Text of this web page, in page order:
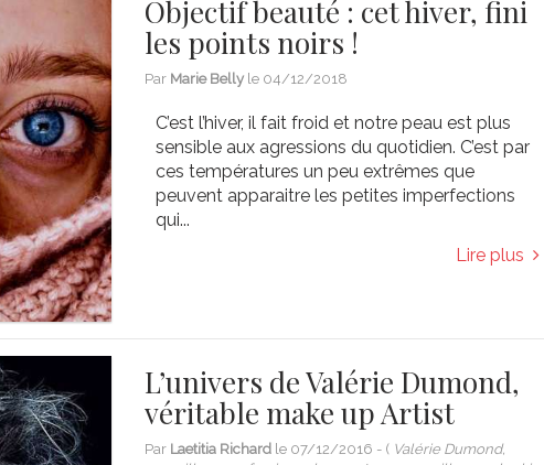
Objectif beauté : cet hiver, fini
les points noirs !
Par Marie Belly le 04/12/2018
C’est l’hiver, il fait froid et notre peau est plus
sensible aux agressions du quotidien. C’est par
ces températures un peu extrêmes que
peuvent apparaitre les petites imperfections
qui...
Lire plus
L’univers de Valérie Dumond,
véritable make up Artist
Par Laetitia Richard le 07/12/2016 - ( Valérie Dumond,